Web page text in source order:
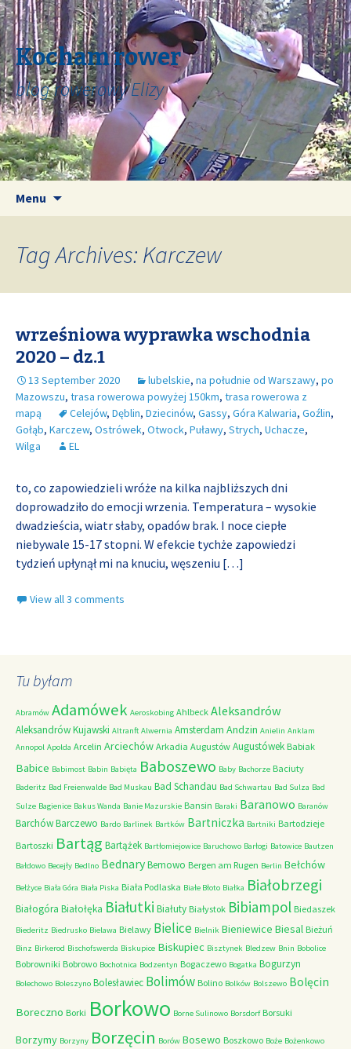
Kocham rower
blog rowerowy Elizy
Menu
Tag Archives: Karczew
wrześniowa wyprawka wschodnia
2020 – dz.1
13 September 2020 lubelskie, na południe od Warszawy, po
Mazowszu, trasa rowerowa powyżej 150km, trasa rowerowa z
mapą
Celejów, Dęblin, Dziecinów, Gassy, Góra Kalwaria, Goźlin,
Gołąb, Karczew, Ostrówek, Otwock, Puławy, Strych, Uchacze,
Wilga
EL
to, co zapowiedzieli wróże na kilka najbliższych dni
doprowadziło do emocji wrzenia. Temperatura – wysokie
dwadzieścia, wiatr słaby, opadów brak. I noce ciepłe
niebywale 15-17 stopni. W efekcie tychże zapowiedzi
tydzień upłynął mi na knuciu, węszeniu […]
View all 3 comments
Tu byłam
Abramów Adamówek Aeroskobing Ahlbeck Aleksandrów
Aleksandrów Kujawski Altranft Alwernia Amsterdam Andzin Anielin Anklam
Annopol Apolda Arcelin Arciechów Arkadia Augustów Augustówek Babiak
Babice Babimost Babin Babięta Baboszewo Baby Bachorze Baciuty
Baderitz Bad Freienwalde Bad Muskau Bad Schandau Bad Schwartau Bad Sulza Bad
Sulze Bagienice Bakus Wanda Banie Mazurskie Bansin Baraki Baranowo Baranów
BarchówBarczewo Bardo Barlinek Bartków Bartniczka Bartniki Bartodzieje
Bartoszki Bartąg Bartążek Bartłomiejowice Baruchowo Barłogi Batowice Bautzen
Bałdowo Becejły Bedlno BednaryBemowo Bergen am Rugen Berlin Bełchów
Bełżyce Biała Góra Biała Piska Biała Podlaska Białe Błoto Białka Białobrzegi
Białogóra Białołęka Białutki Białuty Białystok Bibiampol Biedaszek
Biederitz Biedrusko Bielawa Bielawy Bielice Bielnik Bieniewice Biesal Bieżuń
Binz Birkerod Bischofswerda Biskupice Biskupiec Bisztynek Bledzew Bnin Bobolice
Bobrowniki Bobrowo Bochotnica Bodzentyn Bogaczewo Bogatka Bogurzyn
Bolechowo Boleszyno Bolesławiec Bolimów Bolino Bolków Bolszewo Bolęcin
Boreczno Borki Borkowo Borne Sulinowo Borsdorf Borsuki
Borzymy Borzyny Borzęcin Borów Bosewo Boszkowo Boże Bożenkowo